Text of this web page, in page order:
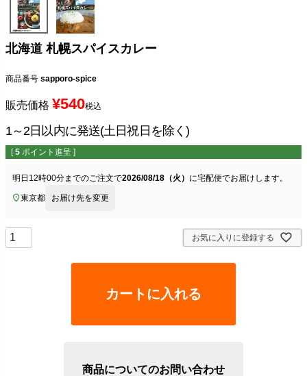
北海道 札幌スパイスカレー
商品番号 sapporo-spice
販売価格 ¥540税込
1～2日以内に発送(土日祝日を除く)
[ 5 ポイント進呈 ]
明日 12時00分までのご注文で2026/08/18（火） に宅配便でお届けします。
東京都 お届け先を変更
お気に入りに登録する
カートに入れる
商品についてのお問い合わせ